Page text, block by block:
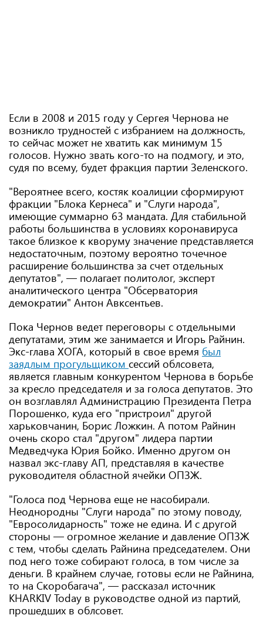
Если в 2008 и 2015 году у Сергея Чернова не
возникло трудностей с избранием на должность,
то сейчас может не хватить как минимум 15
голосов. Нужно звать кого-то на подмогу, и это,
судя по всему, будет фракция партии Зеленского.
"Вероятнее всего, костяк коалиции сформируют
фракции "Блока Кернеса" и "Слуги народа",
имеющие суммарно 63 мандата. Для стабильной
работы большинства в условиях коронавируса
такое близкое к кворуму значение представляется
недостаточным, поэтому вероятно точечное
расширение большинства за счет отдельных
депутатов", — полагает политолог, эксперт
аналитического центра "Обсерватория
демократии" Антон Авксентьев.
Пока Чернов ведет переговоры с отдельными
депутатами, этим же занимается и Игорь Райнин.
Экс-глава ХОГА, который в свое время был
заядлым прогульщиком сессий облсовета,
является главным конкурентом Чернова в борьбе
за кресло председателя и за голоса депутатов. Это
он возглавлял Администрацию Президента Петра
Порошенко, куда его "пристроил" другой
харьковчанин, Борис Ложкин. А потом Райнин
очень скоро стал "другом" лидера партии
Медведчука Юрия Бойко. Именно другом он
назвал экс-главу АП, представляя в качестве
руководителя областной ячейки ОПЗЖ.
"Голоса под Чернова еще не насобирали.
Неоднородны "Слуги народа" по этому поводу,
"Евросолидарность" тоже не едина. И с другой
стороны — огромное желание и давление ОПЗЖ
с тем, чтобы сделать Райнина председателем. Они
под него тоже собирают голоса, в том числе за
деньги. В крайнем случае, готовы если не Райнина,
то на Скоробагача", — рассказал источник
KHARKIV Today в руководстве одной из партий,
прошедших в облсовет.